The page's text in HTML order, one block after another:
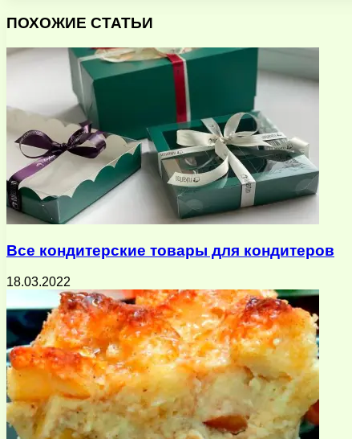
через
почту
ПОХОЖИЕ СТАТЬИ
Все кондитерские товары для кондитеров
18.03.2022